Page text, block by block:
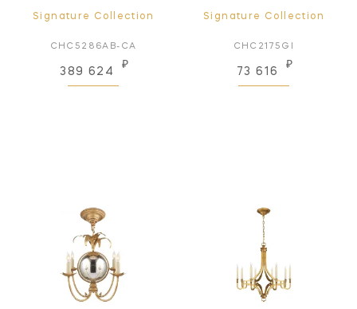
Signature Collection
CHC5286AB-CA
389 624
₽
Signature Collection
CHC2175GI
73 616
₽